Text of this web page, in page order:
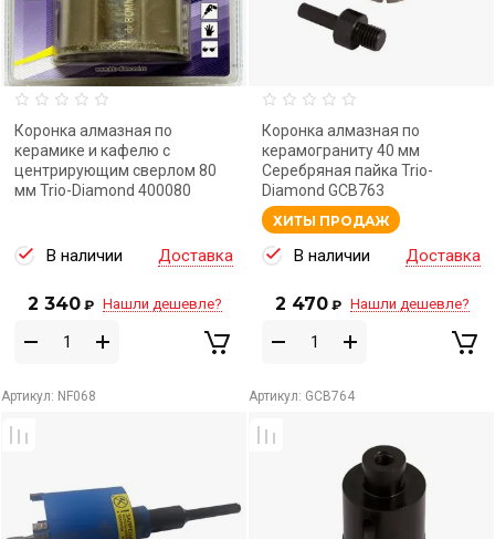
Коронка алмазная по
керамике и кафелю с
центрирующим сверлом 80
мм Trio-Diamond 400080
В наличии Доставка
2 340 ₽ Нашли дешевле?
Коронка алмазная по
керамограниту 40 мм
Серебряная пайка Trio-
Diamond GCB763
ХИТЫ ПРОДАЖ
В наличии Доставка
2 470 ₽ Нашли дешевле?
Артикул: NF068 Артикул: GCB764